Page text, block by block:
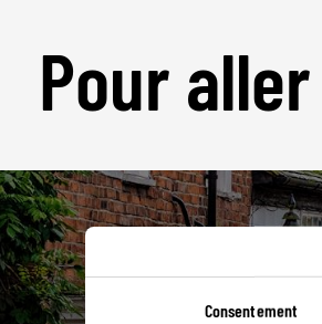
Consentement
Pour